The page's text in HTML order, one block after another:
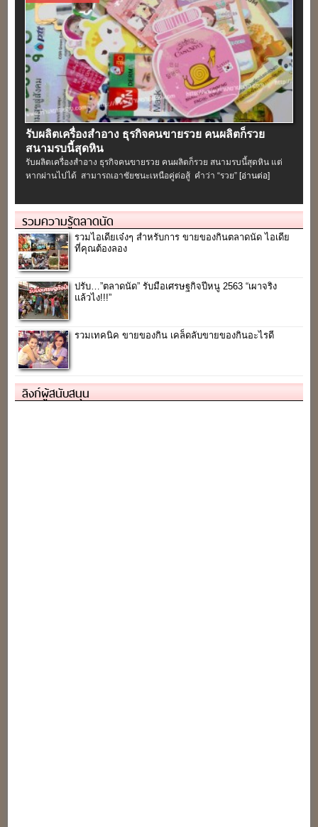
รับผลิตเครื่องสําอาง ธุรกิจคนขายรวย คนผลิตก็รวย
สนามรบนี้สุดหิน
รับผลิตเครื่องสําอาง ธุรกิจคนขายรวย คนผลิตก็รวย สนามรบนี้สุดหิน แต่
หากผ่านไปได้ สามารถเอาชัยชนะเหนือคู่ต่อสู้ คำว่า “รวย” [อ่านต่อ]
รวมความรู้ตลาดนัด
รวมไอเดียเจ๋งๆ สำหรับการ ขายของกินตลาดนัด ไอเดีย
ที่คุณต้องลอง
ปรับ…”ตลาดนัด” รับมือเศรษฐกิจปีหนู 2563 “เผาจริง
แล้วไง!!!”
รวมเทคนิค ขายของกิน เคล็ดลับขายของกินอะไรดี
ลิงก์ผู้สนับสนุน